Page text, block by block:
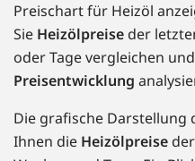
Preischart für Heizöl
Sie Heizölpreise der
oder Tage vergleichen
Preisentwicklung
Die grafische Darstellung
Ihnen die Heizölpreise